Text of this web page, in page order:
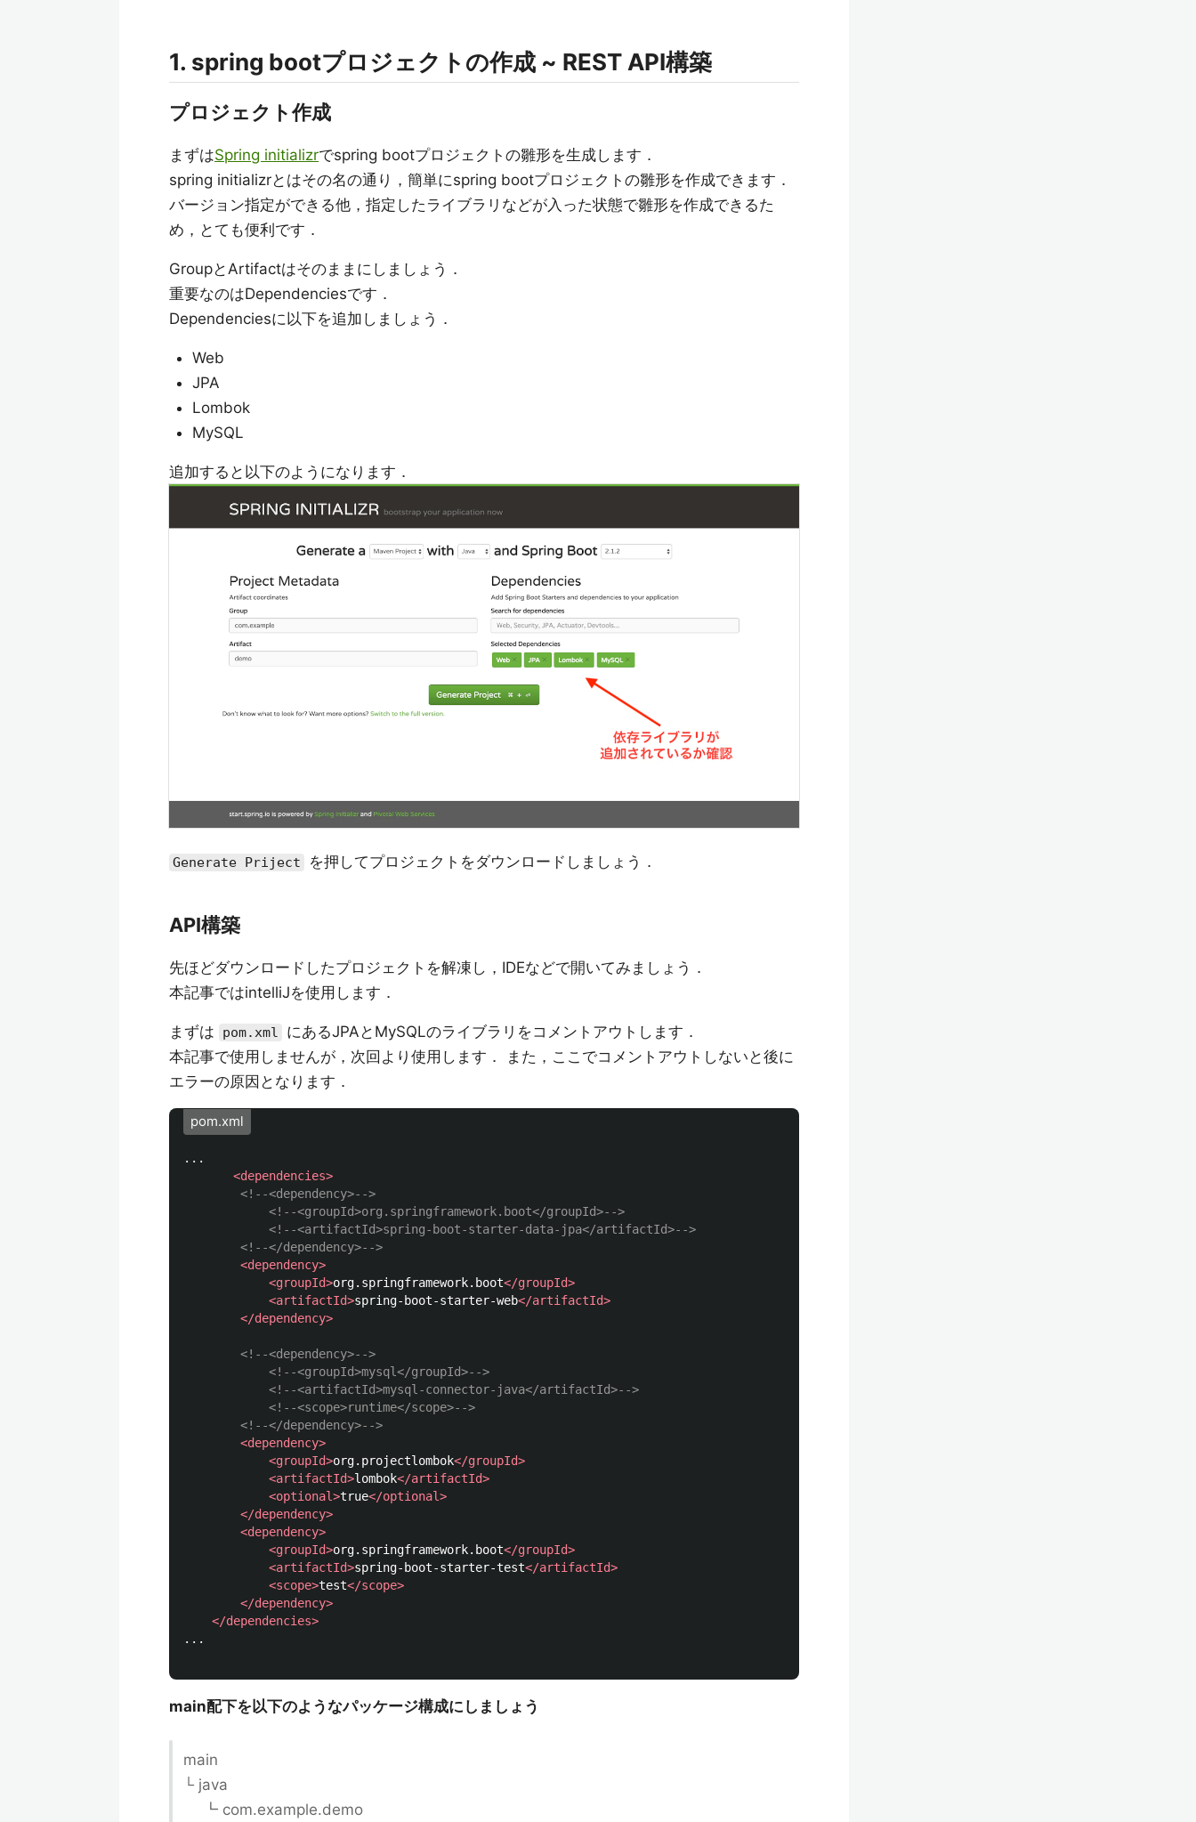
1. spring bootプロジェクトの作成 ~ REST API構築
プロジェクト作成
まずはSpring initializrでspring bootプロジェクトの雛形を生成します．
spring initializrとはその名の通り，簡単にspring bootプロジェクトの雛形を作成できます．
バージョン指定ができる他，指定したライブラリなどが入った状態で雛形を作成できるた
め，とても便利です．
GroupとArtifactはそのままにしましょう．
重要なのはDependenciesです．
Dependenciesに以下を追加しましょう．
Web
JPA
Lombok
MySQL
追加すると以下のようになります．
Generate Priject を押してプロジェクトをダウンロードしましょう．
API構築
先ほどダウンロードしたプロジェクトを解凍し，IDEなどで開いてみましょう．
本記事ではintelliJを使用します．
まずは pom.xml
にあるJPAとMySQLのライブラリをコメントアウトします．
本記事で使用しませんが，次回より使用します． また，ここでコメントアウトしないと後に
エラーの原因となります．
pom.xml
...
<dependencies>
<!--<dependency>-->
<!--<groupId>org.springframework.boot</groupId>-->
<!--<artifactId>spring-boot-starter-data-jpa</artifactId>-->
<!--</dependency>-->
<dependency>
<groupId>org.springframework.boot</groupId>
<artifactId>spring-boot-starter-web</artifactId>
</dependency>
<!--<dependency>-->
<!--<groupId>mysql</groupId>-->
<!--<artifactId>mysql-connector-java</artifactId>-->
<!--<scope>runtime</scope>-->
<!--</dependency>-->
<dependency>
<groupId>org.projectlombok</groupId>
<artifactId>lombok</artifactId>
<optional>true</optional>
</dependency>
<dependency>
<groupId>org.springframework.boot</groupId>
<artifactId>spring-boot-starter-test</artifactId>
<scope>test</scope>
</dependency>
</dependencies>
...
main配下を以下のようなパッケージ構成にしましょう
main
└ java
┗ com.example.demo